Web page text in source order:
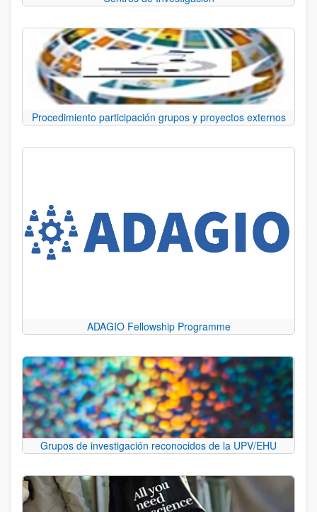
Procedimiento participación grupos y proyectos externos
ADAGIO Fellowship Programme
Grupos de investigación reconocidos de la UPV/EHU